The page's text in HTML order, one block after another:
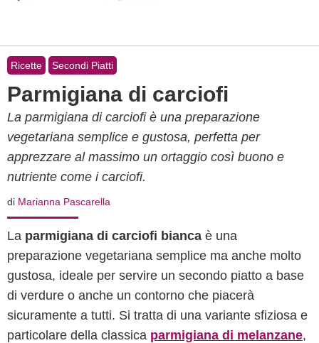
Ricette Secondi Piatti
Parmigiana di carciofi
La parmigiana di carciofi è una preparazione
vegetariana semplice e gustosa, perfetta per
apprezzare al massimo un ortaggio così buono e
nutriente come i carciofi.
di Marianna Pascarella
La parmigiana di carciofi bianca è una
preparazione vegetariana semplice ma anche molto
gustosa, ideale per servire un secondo piatto a base
di verdure o anche un contorno che piacerà
sicuramente a tutti. Si tratta di una variante sfiziosa e
particolare della classica parmigiana di melanzane,